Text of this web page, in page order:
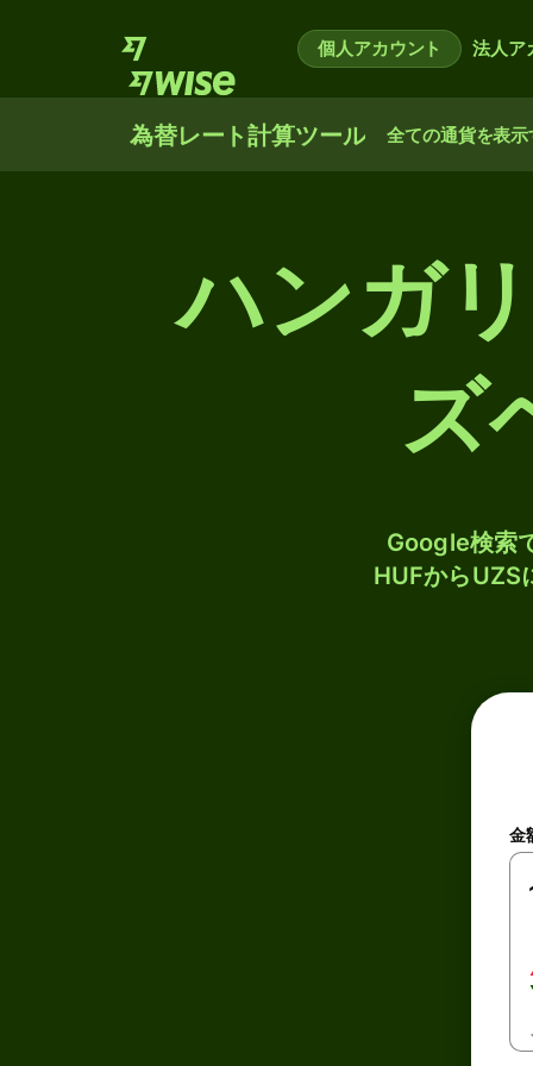
個人アカウント 法人ア
為替レート計算ツール 全ての通貨を表示
ハンガ
ズ
Google検索
HUFからUZS
金